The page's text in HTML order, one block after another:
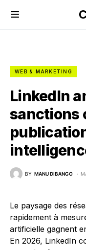
WEB & MARKETING
LinkedIn
sanctions
BY MANU DIBANGO
Le paysage des
rapidement à
artificielle gagnent
En 2026, LinkedIn